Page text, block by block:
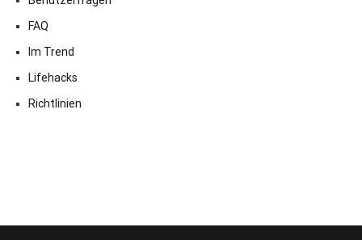
FAQ
Im Trend
Lifehacks
Richtlinien